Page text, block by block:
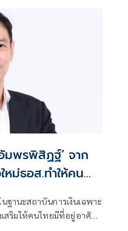
ปั้นแผนระยะยาว 5 ปี เดิน
กมาตรการแก้ปัญหา
มพรพิสิฏฐ์’ จาก
ม่ธอส.ทำให้คน
ฐานะสถาบันการเงินเฉพาะ
สริมให้คนไทยมีที่อยู่อาศัย